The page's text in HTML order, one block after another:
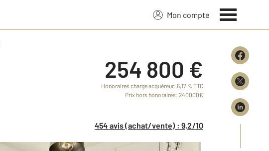
Mon compte
254 800 €
Honoraires charge acquéreur: 6,17 % TTC
Prix hors honoraires: 240000€
454 avis (achat/vente) : 9,2/10